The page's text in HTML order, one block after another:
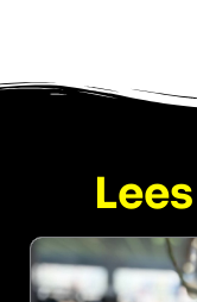
Lees